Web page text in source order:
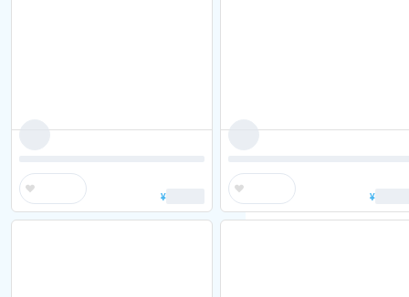
¥ ¥